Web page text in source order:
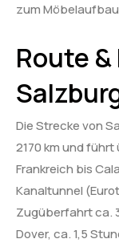
zum
Route
Die Strecke von
2170 km und
Frankreich bis
Kanaltunnel
Zugüberfahrt ca.
Dover, ca. 1,5